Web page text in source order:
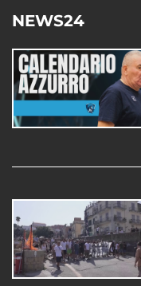
NEWS24